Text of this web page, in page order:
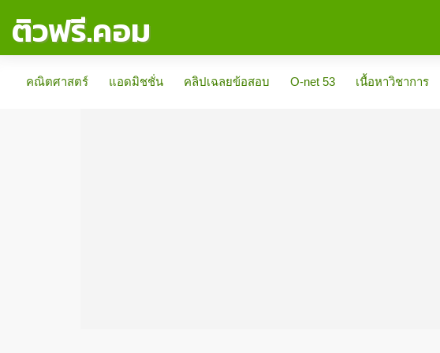
ติวฟรี.คอม
คณิตศาสตร์
แอดมิชชั่น คลิปเฉลยข้อสอบ O-net 53 เนื้อหาวิชาการ